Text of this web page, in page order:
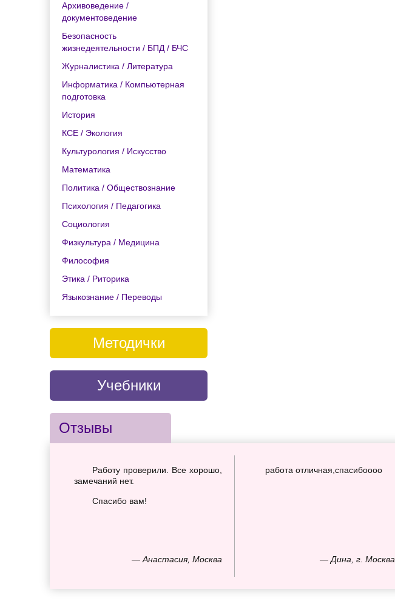
Архивоведение /
документоведение
Безопасность
жизнедеятельности / БПД / БЧС
Журналистика / Литература
Информатика / Компьютерная
подготовка
История
КСЕ / Экология
Культурология / Искусство
Математика
Политика / Обществознание
Психология / Педагогика
Социология
Физкультура / Медицина
Философия
Этика / Риторика
Языкознание / Переводы
Методички
Учебники
Отзывы
— Анастасия, Москва
Работу проверили. Все хорошо,
замечаний нет.
Спасибо вам!
— Дина, г. Москва
работа отличная,спасибоооо